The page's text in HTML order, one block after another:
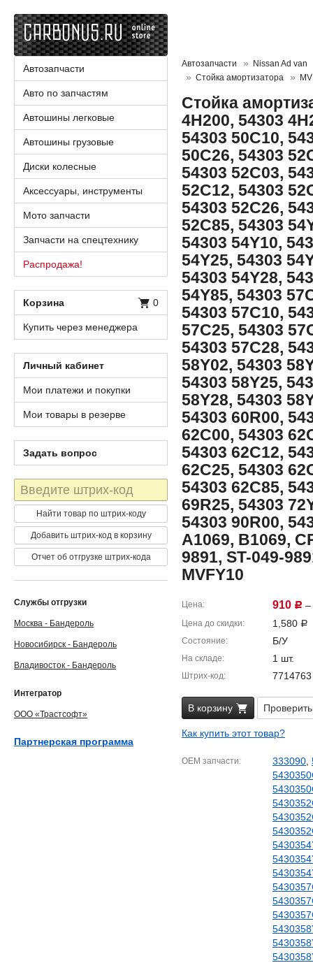
Автозапчасти
Nissan Ad van
Стойка амортизатора
Стойка
4H200, 54303
54303 50C10,
50C26, 54303
54303 52C03,
52C12, 54303
54303 52C26,
52C85, 54303
54303 54Y10,
54Y25, 54303
54303 54Y28,
54Y85, 54303
54303 57C10,
57C25, 54303
54303 57C28,
58Y02, 54303
54303 58Y25,
58Y28, 54303
54303 60R00,
62C00, 54303
54303 62C12,
62C25, 54303
54303 62C85,
69R25, 54303
54303 90R00,
A1069, B1069,
9891, ST-049-
MVFY10
Цена 910 Р –
Цена до скидки 1,580 Р
Состояние Б/У
На складе 1 шт.
Штрих-код 7714763
В корзину
Как купить этот товар?
OEM запчасти 333090
Автозапчасти
Авто по запчастям
Автошины легковые
Автошины грузовые
Диски колесные
Аксессуары, инструменты
Мото запчасти
Запчасти на спецтехнику
Распродажа!
Корзина 0
Купить через менеджера
Личный кабинет
Мои платежи и покупки
Мои товары в резерве
Задать вопрос
Штрих-
код
Найти товар по штрих-коду
Добавить штрих-код в корзину
Отчет об отгрузке штрих-кода
Службы отгрузки
Москва - Бандероль
Новосибирск - Бандероль
Владивосток - Бандероль
Интегратор
ООО «Трастсофт»
Партнерская программа